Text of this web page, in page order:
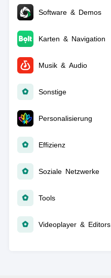
Software & Demos
Karten & Navigation
Musik & Audio
Sonstige
Personalisierung
Effizienz
Soziale Netzwerke
Tools
Videoplayer & Editors